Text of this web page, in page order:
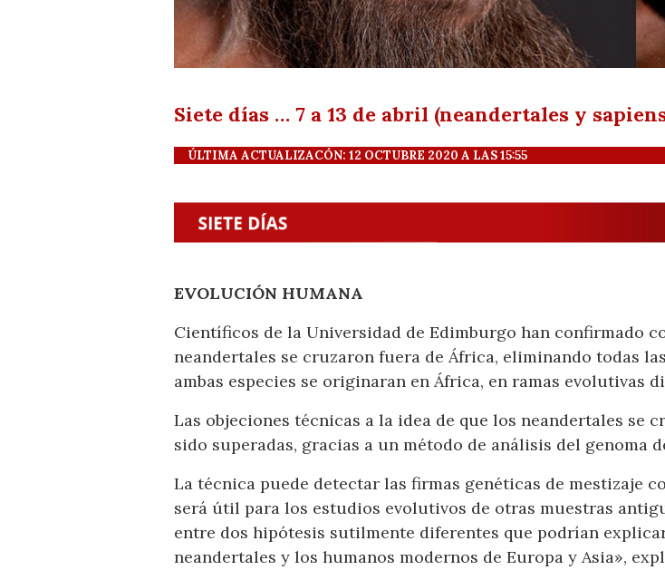
Siete días … 7 a 13 de abril (neandertales y
ÚLTIMA ACTUALIZACÓN: 12 OCTUBRE 2020 A LAS 15:55
EVOLUCIÓN HUMANA
Científicos de la Universidad de Edimburgo han confirmado
neandertales se cruzaron fuera de África, eliminando todas
ambas especies se originaran en África, en ramas evolutivas
Las objeciones técnicas a la idea de que los neandertales se
sido superadas, gracias a un método de análisis del genoma
La técnica puede detectar las firmas genéticas de mestizaje
será útil para los estudios evolutivos de otras muestras
entre dos hipótesis sutilmente diferentes que podrían
neandertales y los humanos modernos de Europa y Asia»,